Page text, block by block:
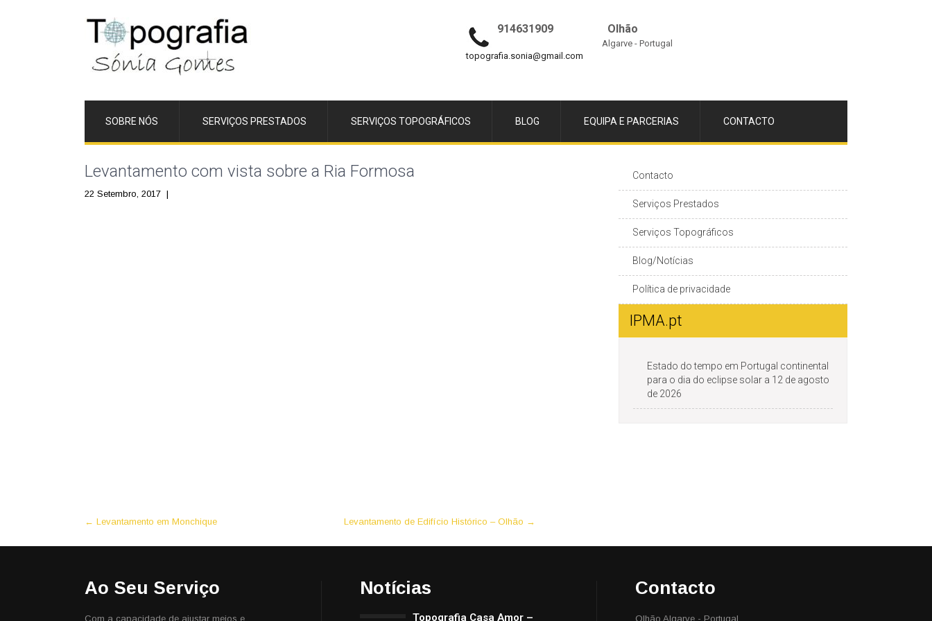
914631909
topografia.sonia@gmail.com
Olhão
Algarve - Portugal
SOBRE NÓS SERVIÇOS PRESTADOS SERVIÇOS TOPOGRÁFICOS BLOG EQUIPA E PARCERIAS CONTACTO
Levantamento com vista sobre a Ria Formosa
22 Setembro, 2017 |
Post
← Levantamento em Monchique Levantamento de Edifício Histórico – Olhão →
Contacto
Serviços Prestados
Serviços Topográficos
Blog/Notícias
Política de privacidade
IPMA.pt
Estado do tempo em Portugal continental
para o dia do eclipse solar a 12 de agosto
de 2026
Ao Seu Serviço
Com a capacidade de ajustar meios e
Notícias
Topografia Casa Amor –
Contacto
Olhão Algarve - Portugal